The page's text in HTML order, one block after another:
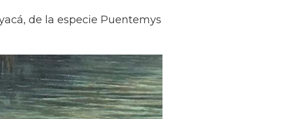
de la especie Puentemys